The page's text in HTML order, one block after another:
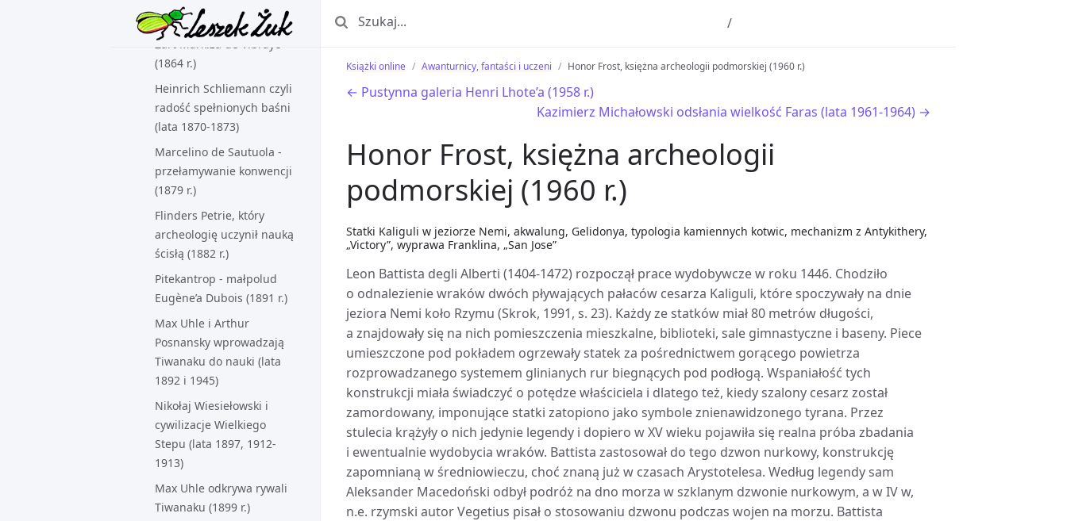
(lata 1860-1875)
Żart Markiza de Vibraye
(1864 r.)
Heinrich Schliemann czyli
radość spełnionych baśni
(lata 1870-1873)
Marcelino de Sautuola -
przełamywanie konwencji
(1879 r.)
Flinders Petrie, który
archeologię uczynił nauką
ścisłą (1882 r.)
Pitekantrop - małpolud
Eugène’a Dubois (1891 r.)
Max Uhle i Arthur
Posnansky wprowadzają
Tiwanaku do nauki (lata
1892 i 1945)
Nikołaj Wiesiełowski i
cywilizacje Wielkiego
Stepu (lata 1897, 1912-
1913)
Max Uhle odkrywa rywali
Tiwanaku (1899 r.)
Książki online Awanturnicy, fantaści i uczeni Honor Frost, księżna archeologii podmorskiej (1960 r.)
← Pustynna galeria Henri Lhote’a (1958 r.)
Kazimierz Michałowski odsłania wielkość Faras (lata 1961-1964) →
Honor Frost, księżna archeologii
podmorskiej (1960 r.)
Statki Kaliguli w jeziorze Nemi, akwalung, Gelidonya, typologia kamiennych kotwic, mechanizm z Antykithery,
„Victory”, wyprawa Franklina, „San Jose”
Leon Battista degli Alberti (1404-1472) rozpoczął prace wydobywcze w roku 1446. Chodziło
o odnalezienie wraków dwóch pływających pałaców cesarza Kaliguli, które spoczywały na dnie
jeziora Nemi koło Rzymu (Skrok, 1991, s. 23). Każdy ze statków miał 80 metrów długości,
a znajdowały się na nich pomieszczenia mieszkalne, biblioteki, sale gimnastyczne i baseny. Piece
umieszczone pod pokładem ogrzewały statek za pośrednictwem gorącego powietrza
rozprowadzanego systemem glinianych rur biegnących pod podłogą. Wspaniałość tych
konstrukcji miała świadczyć o potędze właściciela i dlatego też, kiedy szalony cesarz został
zamordowany, imponujące statki zatopiono jako symbole znienawidzonego tyrana. Przez
stulecia krążyły o nich jedynie legendy i dopiero w XV wieku pojawiła się realna próba zbadania
i ewentualnie wydobycia wraków. Battista zastosował do tego dzwon nurkowy, konstrukcję
zapomnianą w średniowieczu, choć znaną już w czasach Arystotelesa. Według legendy sam
Aleksander Macedoński odbył podróż na dno morza w szklanym dzwonie nurkowym, a w IV w,
n.e. rzymski autor Vegetius pisał o stosowaniu dzwonu podczas wojen na morzu. Battista